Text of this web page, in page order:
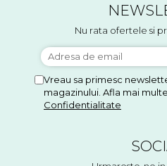
Nu rata ofertele si
Vreau sa primesc
magazinului. Afla mai
Confidentialitate